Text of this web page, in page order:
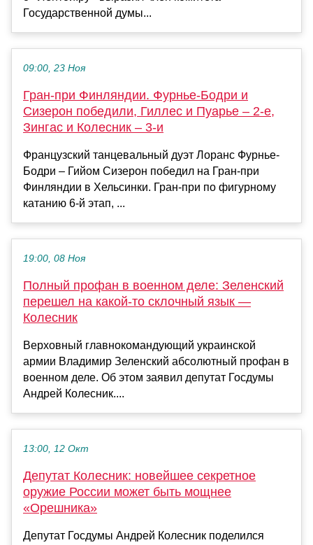
Государственной думы...
09:00, 23 Ноя
Гран-при Финляндии. Фурнье-Бодри и
Сизерон победили, Гиллес и Пуарье – 2-е,
Зингас и Колесник – 3-и
Французский танцевальный дуэт Лоранс Фурнье-
Бодри – Гийом Сизерон победил на Гран-при
Финляндии в Хельсинки. Гран-при по фигурному
катанию 6-й этап, ...
19:00, 08 Ноя
Полный профан в военном деле: Зеленский
перешел на какой-то склочный язык —
Колесник
Верховный главнокомандующий украинской
армии Владимир Зеленский абсолютный профан в
военном деле. Об этом заявил депутат Госдумы
Андрей Колесник....
13:00, 12 Окт
Депутат Колесник: новейшее секретное
оружие России может быть мощнее
«Орешника»
Депутат Госдумы Андрей Колесник поделился